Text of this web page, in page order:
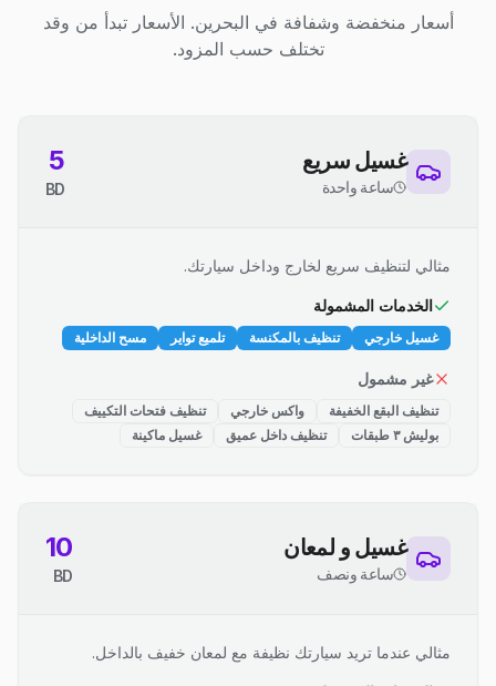
أسعار منخفضة وشفافة في البحرين. الأسعار تبدأ من وقد
تختلف حسب المزود.
غسيل سريع
ساعة واحدة
5
BD
مثالي لتنظيف سريع لخارج وداخل سيارتك.
الخدمات المشمولة
غسيل خارجي تنظيف بالمكنسة تلميع تواير مسح الداخلية
غير مشمول
تنظيف البقع الخفيفة واكس خارجي
تنظيف فتحات التكييف
بوليش ٣ طبقات
تنظيف داخل عميق غسيل ماكينة
غسيل و لمعان
ساعة ونصف
10
BD
مثالي عندما تريد سيارتك نظيفة مع لمعان خفيف بالداخل.